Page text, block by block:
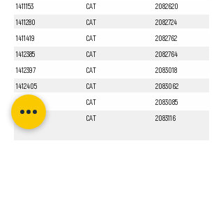
1411153
CAT
2082620
1411280
CAT
2082724
1411419
CAT
2082762
1412385
CAT
2082764
1412397
CAT
2083018
1412405
CAT
2083062
1412551
CAT
2083085
CAT 2083116